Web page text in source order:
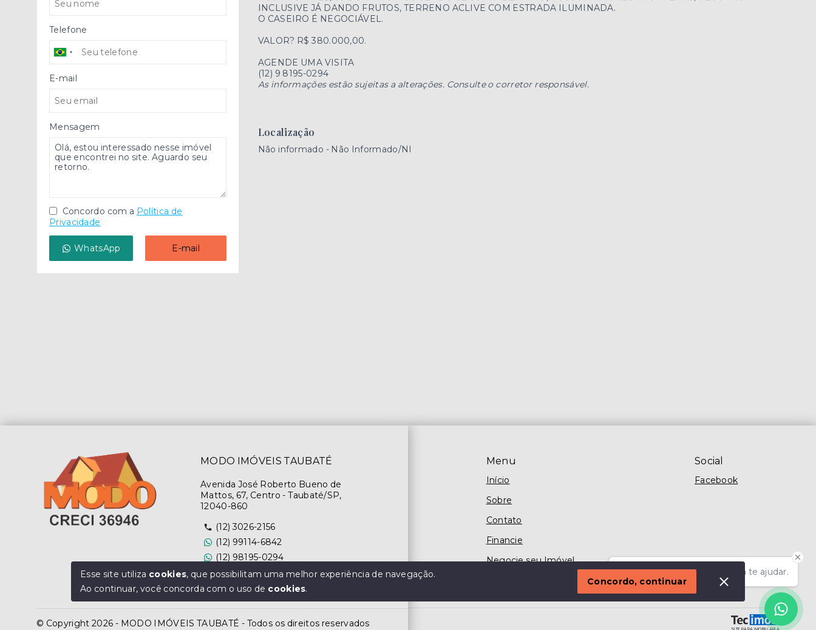
INCLUSIVE JÁ DANDO FRUTOS, TERRENO ACLIVE COM ESTRADA ILUMINADA.
O CASEIRO É NEGOCIÁVEL.
VALOR? R$ 380.000,00.
AGENDE UMA VISITA
(12) 9 8195-0294
As informações estão sujeitas a alterações. Consulte o corretor responsável.
Localização
Não informado - Não Informado/NI
Telefone
E-mail
Mensagem
Concordo com a Política de
Privacidade
WhatsApp E-mail
Olá! Estamos disponíveis para te ajudar.
Menu
Início
Sobre
Contato
Financie
Negocie seu Imóvel
Social
Facebook
MODO IMÓVEIS TAUBATÉ
Avenida José Roberto Bueno de
Mattos, 67, Centro - Taubaté/SP,
12040-860
(12) 3026-2156
(12) 99114-6842
(12) 98195-0294
Ver e-mail
© Copyright 2026 - MODO IMÓVEIS TAUBATÉ - Todos os direitos reservados
Esse site utiliza cookies, que possibilitam uma melhor experiência de navegação.
Ao continuar, você concorda com o uso de cookies.
Concordo, continuar